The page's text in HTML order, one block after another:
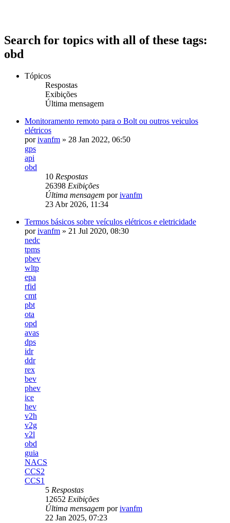
Search for topics with all of these tags:
obd
Tópicos
Respostas
Exibições
Última mensagem
Monitoramento remoto para o Bolt ou outros veiculos
elétricos
porivanfm » 28 Jan 2022, 06:50
gps
api
obd
10 Respostas
26398 Exibições
Última mensagem porivanfm
23 Abr 2026, 11:34
Termos básicos sobre veículos elétricos e eletricidade
porivanfm » 21 Jul 2020, 08:30
nedc
tpms
pbev
wltp
epa
rfid
cmt
pbt
ota
opd
avas
dps
idr
ddr
rex
bev
phev
ice
hev
v2h
v2g
v2l
obd
guia
NACS
CCS2
CCS1
5 Respostas
12652 Exibições
Última mensagem porivanfm
22 Jan 2025, 07:23